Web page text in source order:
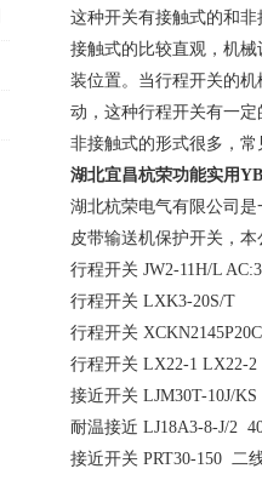
这种开关有接触式的和非
接触式的比较直观，机
装位置。当行程开关的
动，这种行程开关有一
非接触式的形式很多，
湖北宜昌杭荣功能实用
湖北杭荣电气有限公司
皮带输送机保护开关，
行程开关 JW2-11H/L
行程开关 LXK3-20S/T
行程开关 XCKN2145P20C
行程开关 LX22-1 LX22-2
接近开关 LJM30T-10J/
耐温接近 LJ18A3-8-J/2
接近开关 PRT30-150 二